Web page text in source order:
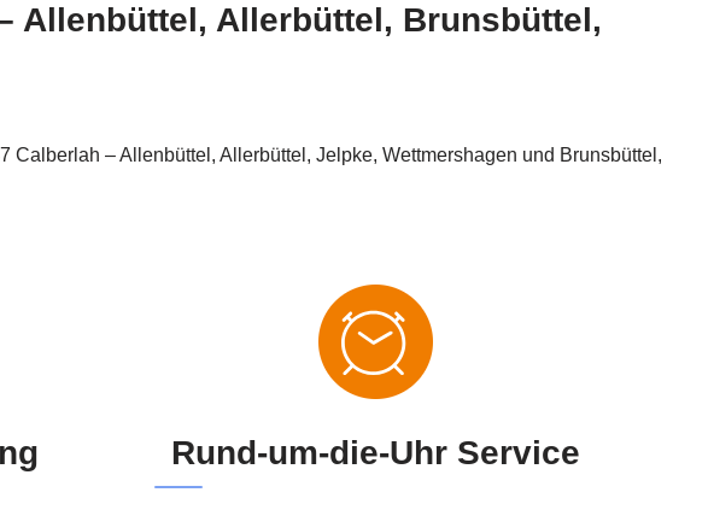
Allenbüttel, Allerbüttel, Brunsbüttel,
– Allenbüttel, Allerbüttel, Jelpke, Wettmershagen und Brunsbüttel,
Rund-um-die-Uhr Service